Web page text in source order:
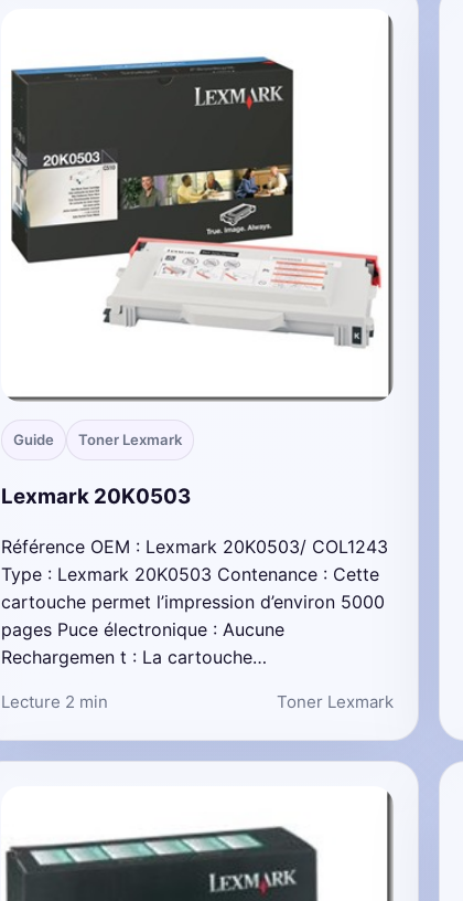
Guide Toner Lexmark
Lexmark 20K0503
Référence OEM : Lexmark 20K0503/ COL1243
Type : Lexmark 20K0503 Contenance : Cette
cartouche permet l’impression d’environ 5000
pages Puce électronique : Aucune
Rechargemen t : La cartouche…
Lecture 2 min Toner Lexmark